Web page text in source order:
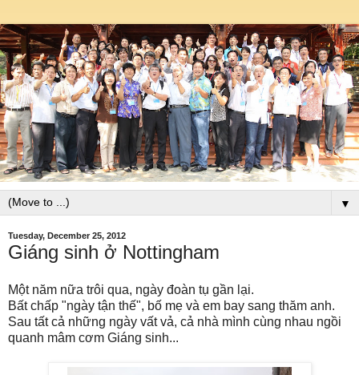
▼
Tuesday, December 25, 2012
Giáng sinh ở Nottingham
Một năm nữa trôi qua, ngày đoàn tụ gần lại.
Bất chấp "ngày tận thế", bố mẹ và em bay sang thăm anh.
Sau tất cả những ngày vất vả, cả nhà mình cùng nhau ngồi
quanh mâm cơm Giáng sinh...